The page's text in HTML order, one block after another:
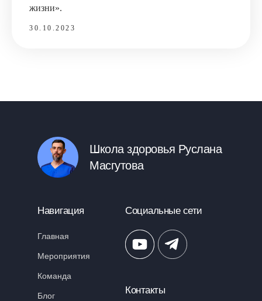
жизни».
30.10.2023
Школа здоровья Руслана
Масгутова
Навигация
Главная
Мероприятия
Команда
Блог Контакты
Социальные сети